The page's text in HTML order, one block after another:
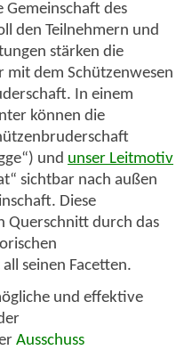
Gemeinschaft des
den Teilnehmern und
stärken die
dem Schützenwesen
In einem
können die
und unser Leitmotiv
sichtbar nach außen
Diese
Querschnitt durch das
seinen Facetten.
und effektive
Ausschuss